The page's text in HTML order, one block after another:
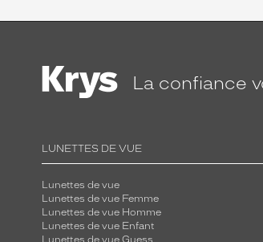
La confiance
LUNETTES DE VUE
Lunettes de vue
Lunettes de vue Femme
Lunettes de vue Homme
Lunettes de vue Enfant
Lunettes de vue Guess